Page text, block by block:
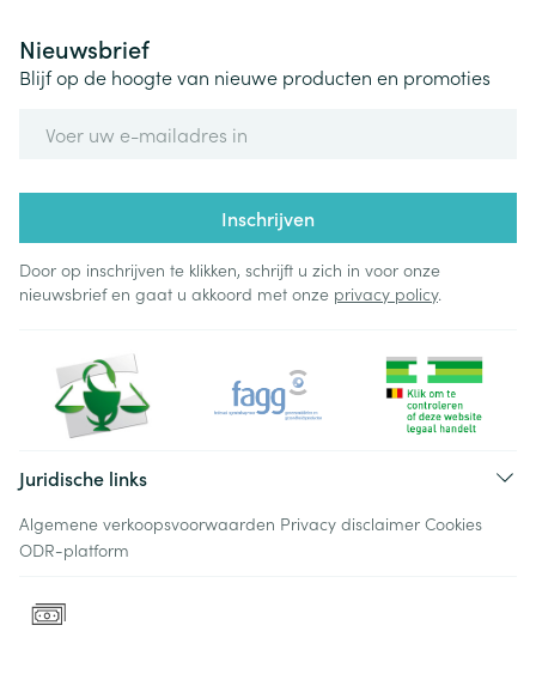
Nieuwsbrief
Blijf op de hoogte van nieuwe producten en promoties
Inschrijven
Door op inschrijven te klikken, schrijft u zich in voor onze
nieuwsbrief en gaat u akkoord met onze privacy policy.
Juridische links
Algemene verkoopsvoorwaarden Privacy disclaimer Cookies
ODR-platform